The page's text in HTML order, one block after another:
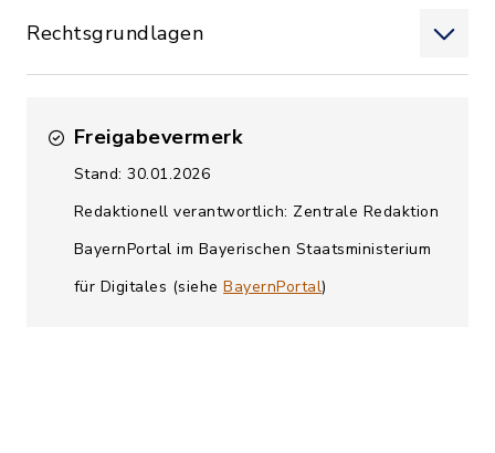
Rechtsgrundlagen
Freigabevermerk
Stand: 30.01.2026
Redaktionell verantwortlich: Zentrale Redaktion
BayernPortal im Bayerischen Staatsministerium
für Digitales (siehe BayernPortal)